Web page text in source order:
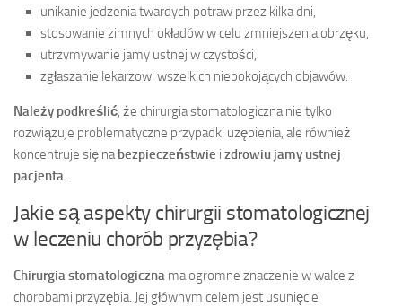
unikanie jedzenia twardych potraw przez kilka dni,
stosowanie zimnych okładów w celu zmniejszenia obrzęku,
utrzymywanie jamy ustnej w czystości,
zgłaszanie lekarzowi wszelkich niepokojących objawów.
Należy podkreślić, że chirurgia stomatologiczna nie tylko
rozwiązuje problematyczne przypadki uzębienia, ale również
koncentruje się nabezpieczeństwie i zdrowiu jamy ustnej
pacjenta.
Jakie są aspekty chirurgii stomatologicznej
w leczeniu chorób przyzębia?
Chirurgia stomatologiczna ma ogromne znaczenie w walce z
chorobami przyzębia. Jej głównym celem jest usunięcie